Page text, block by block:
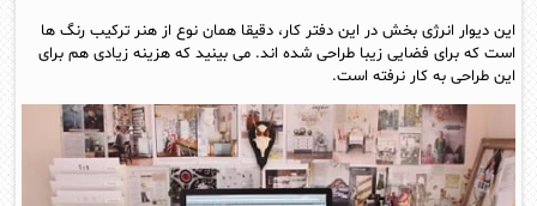
این دیوار انرژی بخش در این دفتر کار، دقیقا همان نوع از هنر ترکیب رنگ ها
است که برای فضایی زیبا طراحی شده اند. می بینید که هزینه زیادی هم برای
این طراحی به کار نرفته است.